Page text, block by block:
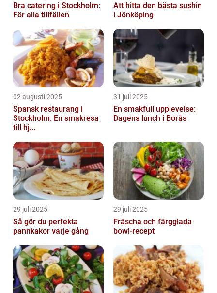
Bra catering i Stockholm:
För alla tillfällen
Att hitta den bästa sushin
i Jönköping
02 augusti 2025
Spansk restaurang i
Stockholm: En smakresa
till hj...
31 juli 2025
En smakfull upplevelse:
Dagens lunch i Borås
29 juli 2025
Så gör du perfekta
pannkakor varje gång
29 juli 2025
Fräscha och färgglada
bowl-recept